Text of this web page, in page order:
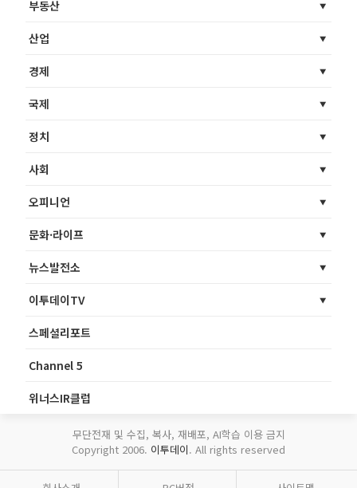
부동산
산업
경제
국제
정치
사회
오피니언
문화·라이프
뉴스발전소
이투데이TV
스페셜리포트
Channel 5
위너스IR클럽
무단전재 및 수집, 복사, 재배포, AI학습 이용 금지
Copyright 2006. 이투데이. All rights reserved